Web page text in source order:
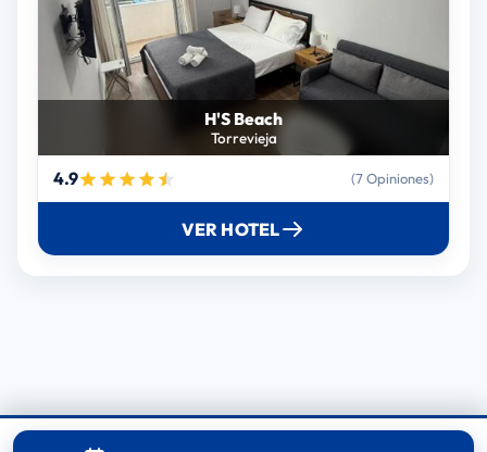
H'S Beach
Torrevieja
4.9 (7 Opiniones)
VER HOTEL